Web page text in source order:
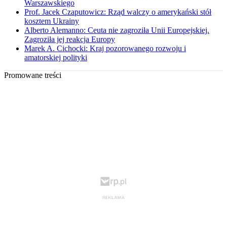
Warszawskiego
Prof. Jacek Czaputowicz: Rząd walczy o amerykański stół
kosztem Ukrainy
Alberto Alemanno: Ceuta nie zagroziła Unii Europejskiej.
Zagroziła jej reakcja Europy
Marek A. Cichocki: Kraj pozorowanego rozwoju i
amatorskiej polityki
Promowane treści